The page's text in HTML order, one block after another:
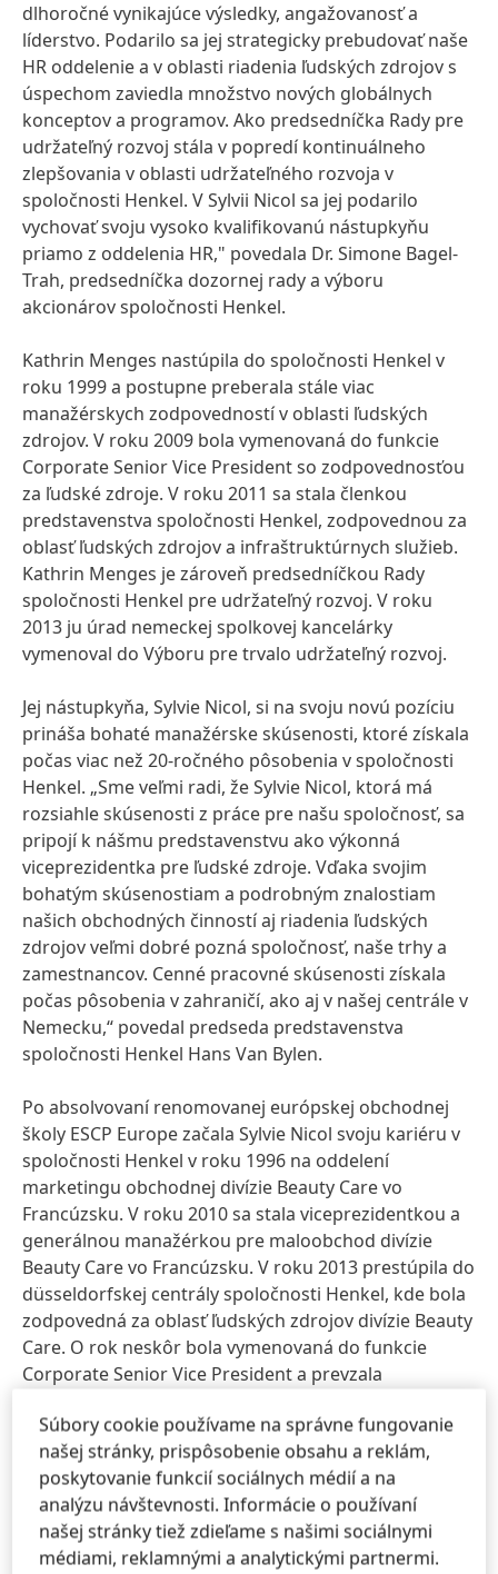
dlhoročné vynikajúce výsledky, angažovanosť a
líderstvo. Podarilo sa jej strategicky prebudovať naše
HR oddelenie a v oblasti riadenia ľudských zdrojov s
úspechom zaviedla množstvo nových globálnych
konceptov a programov. Ako predsedníčka Rady pre
udržateľný rozvoj stála v popredí kontinuálneho
zlepšovania v oblasti udržateľného rozvoja v
spoločnosti Henkel. V Sylvii Nicol sa jej podarilo
vychovať svoju vysoko kvalifikovanú nástupkyňu
priamo z oddelenia HR," povedala Dr. Simone Bagel-
Trah, predsedníčka dozornej rady a výboru
akcionárov spoločnosti Henkel.
Kathrin Menges nastúpila do spoločnosti Henkel v
roku 1999 a postupne preberala stále viac
manažérskych zodpovedností v oblasti ľudských
zdrojov. V roku 2009 bola vymenovaná do funkcie
Corporate Senior Vice President so zodpovednosťou
za ľudské zdroje. V roku 2011 sa stala členkou
predstavenstva spoločnosti Henkel, zodpovednou za
oblasť ľudských zdrojov a infraštruktúrnych služieb.
Kathrin Menges je zároveň predsedníčkou Rady
spoločnosti Henkel pre udržateľný rozvoj. V roku
2013 ju úrad nemeckej spolkovej kancelárky
vymenoval do Výboru pre trvalo udržateľný rozvoj.
Jej nástupkyňa, Sylvie Nicol, si na svoju novú pozíciu
prináša bohaté manažérske skúsenosti, ktoré získala
počas viac než 20-ročného pôsobenia v spoločnosti
Henkel. „Sme veľmi radi, že Sylvie Nicol, ktorá má
rozsiahle skúsenosti z práce pre našu spoločnosť, sa
pripojí k nášmu predstavenstvu ako výkonná
viceprezidentka pre ľudské zdroje. Vďaka svojim
bohatým skúsenostiam a podrobným znalostiam
našich obchodných činností aj riadenia ľudských
zdrojov veľmi dobré pozná spoločnosť, naše trhy a
zamestnancov. Cenné pracovné skúsenosti získala
počas pôsobenia v zahraničí, ako aj v našej centrále v
Nemecku,“ povedal predseda predstavenstva
spoločnosti Henkel Hans Van Bylen.
Po absolvovaní renomovanej európskej obchodnej
školy ESCP Europe začala Sylvie Nicol svoju kariéru v
spoločnosti Henkel v roku 1996 na oddelení
marketingu obchodnej divízie Beauty Care vo
Francúzsku. V roku 2010 sa stala viceprezidentkou a
generálnou manažérkou pre maloobchod divízie
Beauty Care vo Francúzsku. V roku 2013 prestúpila do
düsseldorfskej centrály spoločnosti Henkel, kde bola
zodpovedná za oblasť ľudských zdrojov divízie Beauty
Care. O rok neskôr bola vymenovaná do funkcie
Corporate Senior Vice President a prevzala
Beauty Care v Európe, ako aj globálneho odbytu
divízie Beauty Care. Od začiatku roka 2018 pôsobí vo
funkcii Corporate Senior Vice President Global
Human Resources a zodpovedá za strategické
plánovanie HR, ako aj za riadenie ľudských zdrojov v
regiónoch.
Súbory cookie používame na správne fungovanie
našej stránky, prispôsobenie obsahu a reklám,
poskytovanie funkcií sociálnych médií a na
analýzu návštevnosti. Informácie o používaní
našej stránky tiež zdieľame s našimi sociálnymi
médiami, reklamnými a analytickými partnermi.